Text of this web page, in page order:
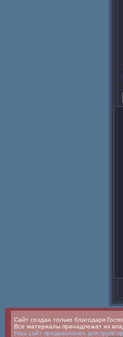
Сайт создан только благодаря
Все материалы принадлежат их
Наш сайт предназначен для групп